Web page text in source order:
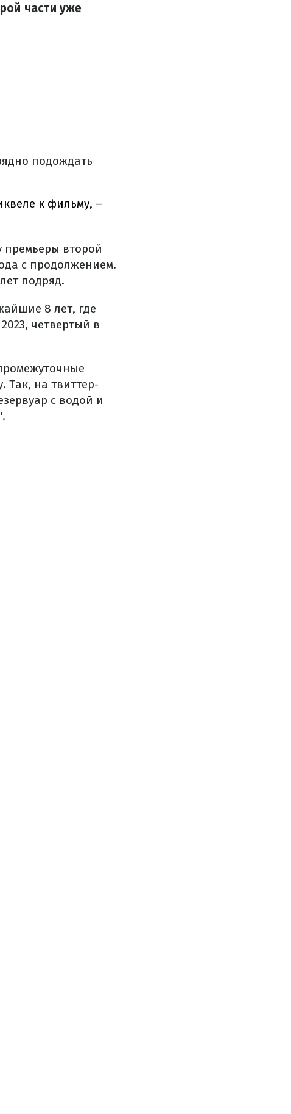
части уже
подождать
к фильму, –
премьеры второй
с продолжением.
подряд.
8 лет, где
четвертый в
Так, на твиттер-
с водой и